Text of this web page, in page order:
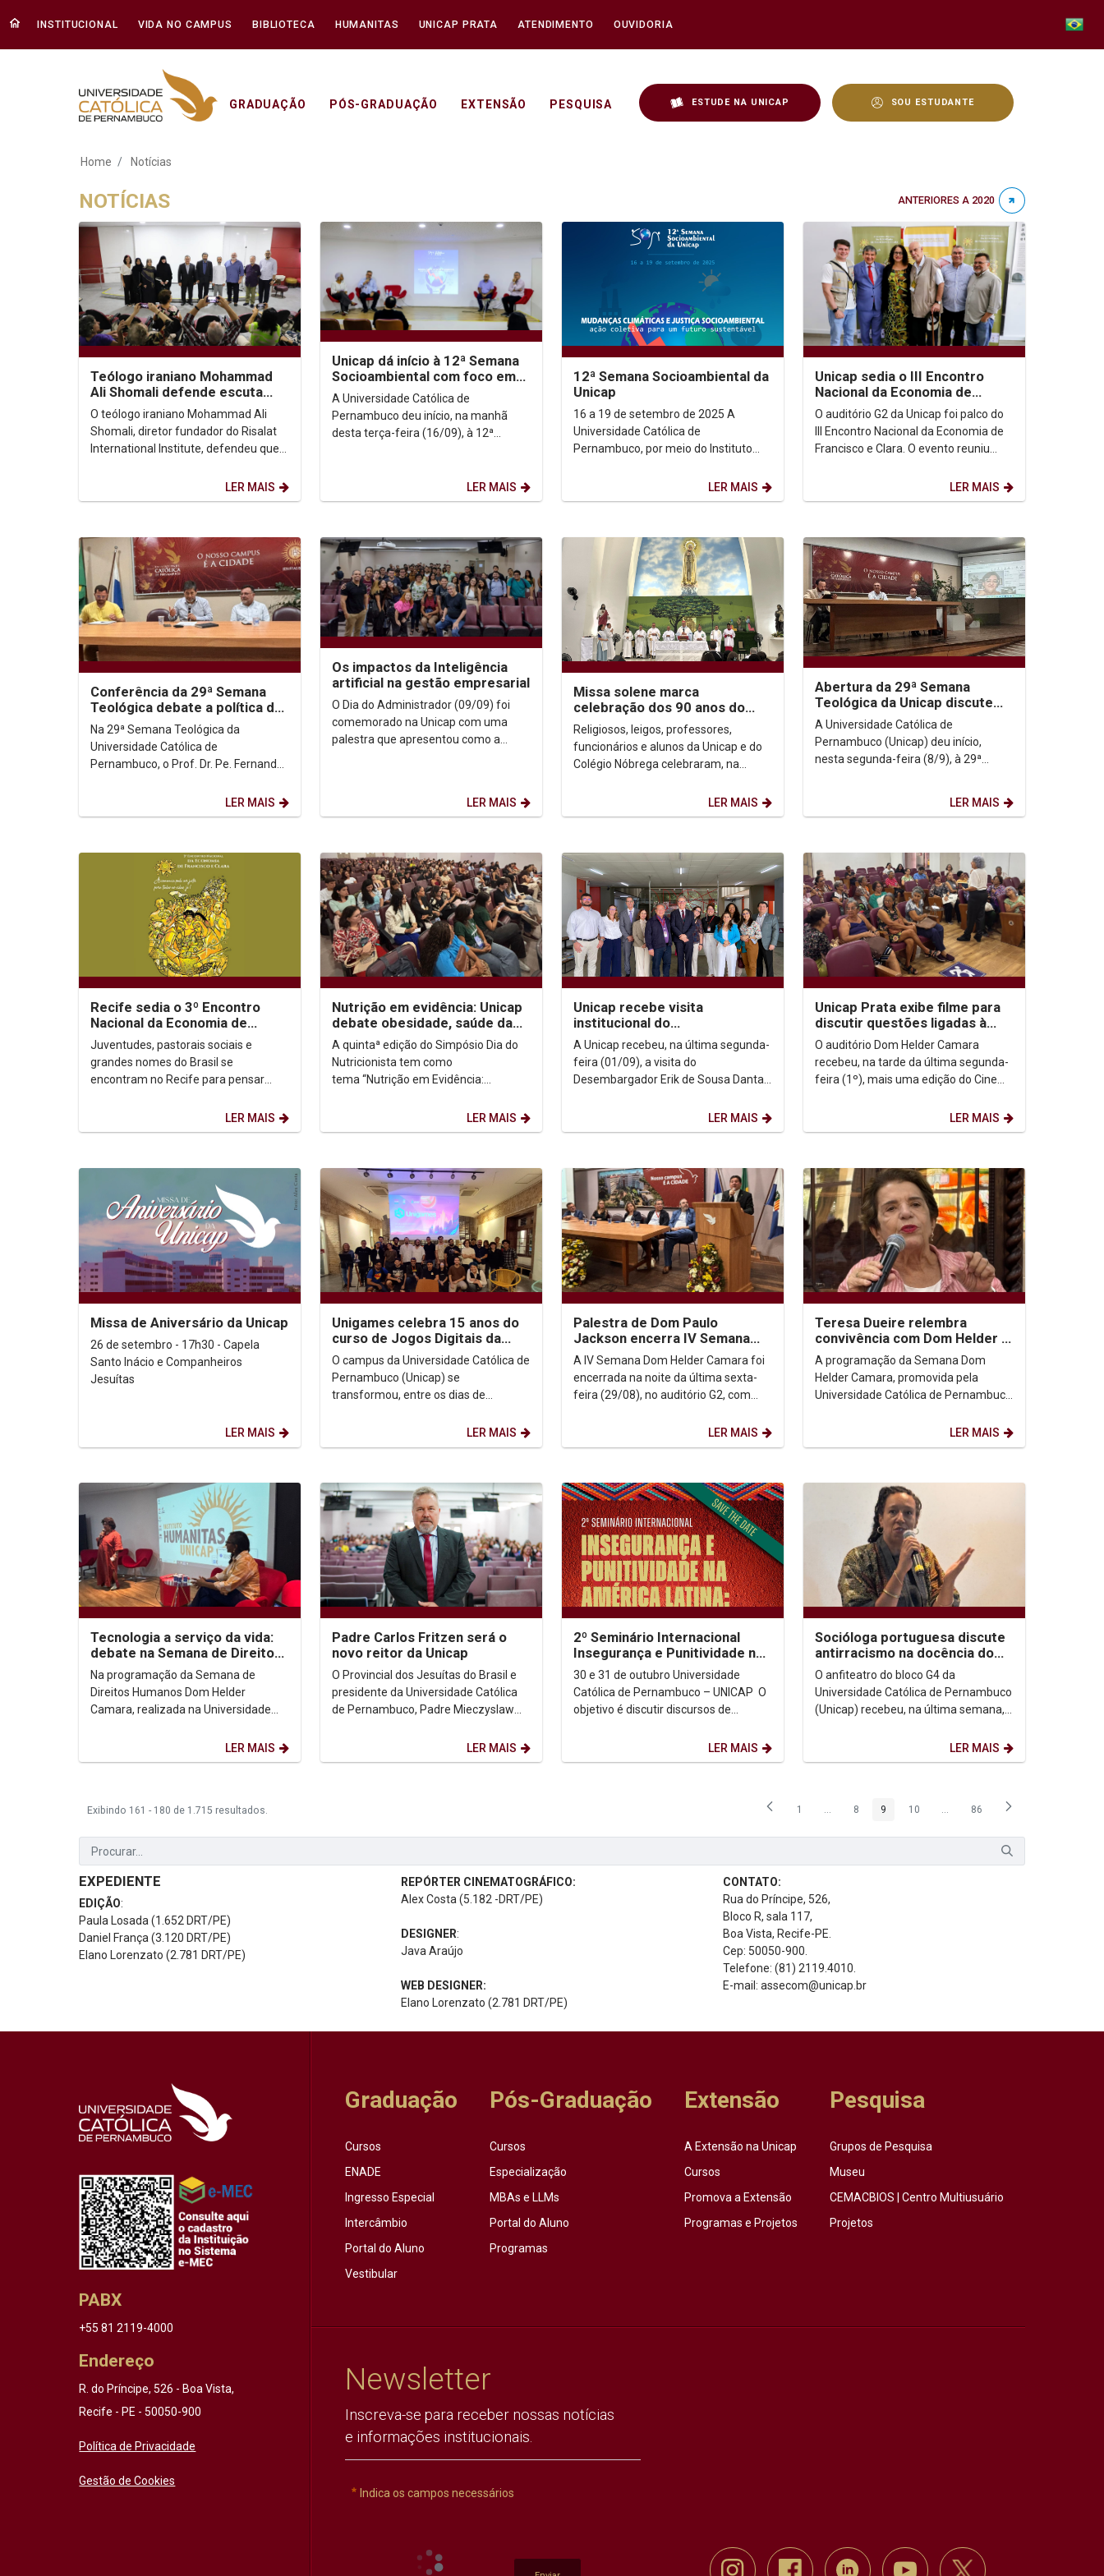
INSTITUCIONAL VIDA NO CAMPUS BIBLIOTECA HUMANITAS UNICAP PRATA ATENDIMENTO OUVIDORIA
GRADUAÇÃO PÓS-GRADUAÇÃO EXTENSÃO PESQUISA ESTUDE NA UNICAP SOU ESTUDANTE
Notícias - Unicap
Home Notícias
NOTÍCIAS ANTERIORES A 2020
Teólogo iraniano Mohammad
Ali Shomali defende escuta
humilde e atenta como base
de diálogo...
O teólogo iraniano Mohammad Ali
Shomali, diretor fundador do Risalat
International Institute, defendeu que o
LER MAIS
Unicap dá início à 12ª Semana
Socioambiental com foco em
mudanças climáticas e justiça...
A Universidade Católica de
Pernambuco deu início, na manhã
desta terça-feira (16/09), à 12ª
LER MAIS
12ª Semana Socioambiental da
Unicap
16 a 19 de setembro de 2025 A
Universidade Católica de
Pernambuco, por meio do Instituto
comunidade acadêmica e a
sociedade...
LER MAIS
Unicap sedia o III Encontro
Nacional da Economia de
Francisco e Clara, com a
participação do Pe....
O auditório G2 da Unicap foi palco do
III Encontro Nacional da Economia de
Francisco e Clara. O evento reuniu
LER MAIS
Conferência da 29ª Semana
Teológica debate a política da
esperança
Na 29ª Semana Teológica da
Universidade Católica de
Pernambuco, o Prof. Dr. Pe. Fernando
Universidade Católica do Equador,...
LER MAIS
Os impactos da Inteligência
artificial na gestão empresarial
O Dia do Administrador (09/09) foi
comemorado na Unicap com uma
palestra que apresentou como a
LER MAIS
Missa solene marca
celebração dos 90 anos do
Santuário Nossa Senhora de
Fátima
Religiosos, leigos, professores,
funcionários e alunos da Unicap e do
Colégio Nóbrega celebraram, na
LER MAIS
Abertura da 29ª Semana
Teológica da Unicap discute
desafios para uma teologia
contemporânea
A Universidade Católica de
Pernambuco (Unicap) deu início,
nesta segunda-feira (8/9), à 29ª
LER MAIS
Recife sedia o 3º Encontro
Nacional da Economia de
Francisco e Clara por uma
economia justa e...
Juventudes, pastorais sociais e
grandes nomes do Brasil se
encontram no Recife para pensar
de setembro, o Recife se...LER MAIS
Nutrição em evidência: Unicap
debate obesidade, saúde da
mulher e performance no V
Simpósio Dia...
A quintaª edição do Simpósio Dia do
Nutricionista tem como
tema “Nutrição em Evidência:
performance”. O evento foi...LER MAIS
Unicap recebe visita
institucional do
Desembargador Erik Simões e
comitiva do TJPE
A Unicap recebeu, na última segunda-
feira (01/09), a visita do
Desembargador Erik de Sousa Dantas
LER MAIS
Unicap Prata exibe filme para
discutir questões ligadas à
maturidade no casamento
O auditório Dom Helder Camara
recebeu, na tarde da última segunda-
feira (1º), mais uma edição do Cine
LER MAIS
Missa de Aniversário da Unicap
26 de setembro - 17h30 - Capela
Santo Inácio e Companheiros
Jesuítas
LER MAIS
Unigames celebra 15 anos do
curso de Jogos Digitais da
Unicap
O campus da Universidade Católica de
Pernambuco (Unicap) se
transformou, entre os dias de
em um verdadeiro ponto de...LER MAIS
Palestra de Dom Paulo
Jackson encerra IV Semana
Dom Helder
A IV Semana Dom Helder Camara foi
encerrada na noite da última sexta-
feira (29/08), no auditório G2, com
LER MAIS
Teresa Dueire relembra
convivência com Dom Helder e
destaca legado da Operação
Esperança na...
A programação da Semana Dom
Helder Camara, promovida pela
Universidade Católica de Pernambuco
LER MAIS
Tecnologia a serviço da vida:
debate na Semana de Direitos
Humanos Dom Helder Camara
na Unicap...
Na programação da Semana de
Direitos Humanos Dom Helder
Camara, realizada na Universidade
evento “A Tecnologia Salvando...
LER MAIS
Padre Carlos Fritzen será o
novo reitor da Unicap
O Provincial dos Jesuítas do Brasil e
presidente da Universidade Católica
de Pernambuco, Padre Mieczyslaw
LER MAIS
2º Seminário Internacional
Insegurança e Punitividade na
América Latina:
decolonialidade e as...
30 e 31 de outubro Universidade
Católica de Pernambuco – UNICAP O
objetivo é discutir discursos de
LER MAIS
Socióloga portuguesa discute
antirracismo na docência do
Ensino Superior
O anfiteatro do bloco G4 da
Universidade Católica de Pernambuco
(Unicap) recebeu, na última semana,
LER MAIS
Exibindo 161 - 180 de 1.715 resultados. Página
1 ...Páginas intermediárias Usar ABA para navegar.
Página
8 Página
9 Página
10 ...Páginas intermediárias Usar ABA
Página
86
EXPEDIENTE
EDIÇÃO:
Paula Losada (1.652 DRT/PE)
Daniel França (3.120 DRT/PE)
Elano Lorenzato (2.781 DRT/PE)
REPÓRTER CINEMATOGRÁFICO:
Alex Costa (5.182 -DRT/PE)
DESIGNER:
Java Araújo
WEB DESIGNER:
Elano Lorenzato (2.781 DRT/PE)
CONTATO:
Rua do Príncipe, 526,
Bloco R, sala 117,
Boa Vista, Recife-PE.
Cep: 50050-900.
Telefone: (81) 2119.4010.
E-mail: assecom@unicap.br
PABX
+55 81 2119-4000
Endereço
R. do Príncipe, 526 - Boa Vista,
Recife - PE - 50050-900
Política de Privacidade
Gestão de Cookies
Graduação
Cursos
ENADE
Ingresso Especial
Intercâmbio
Portal do Aluno
Vestibular
Pós-Graduação
Cursos
Especialização
MBAs e LLMs
Portal do Aluno
Programas
Extensão
A Extensão na Unicap
Cursos
Promova a Extensão
Programas e Projetos
Pesquisa
Grupos de Pesquisa
Museu
CEMACBIOS | Centro Multiusuário
Projetos
Newsletter
Inscreva-se para receber nossas notícias
e informações institucionais.
Indica os campos necessários